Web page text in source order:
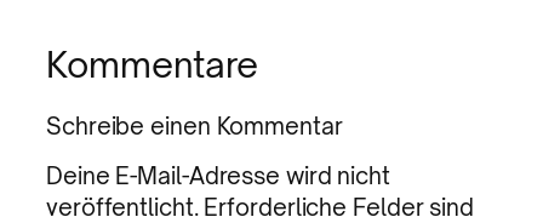
Kommentare
Schreibe einen Kommentar
Deine E-Mail-Adresse wird nicht
veröffentlicht. Erforderliche Felder sind